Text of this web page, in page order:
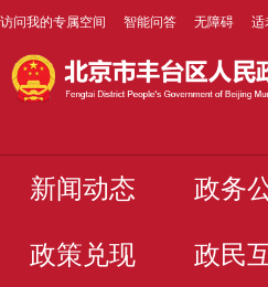
访问我的专属空间 智能问答 无障碍 适
新闻动态 政务
政策兑现 政民